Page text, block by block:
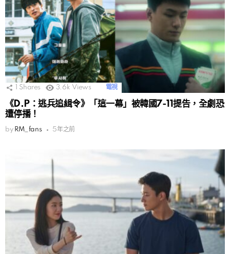
Shares 3.6k Views 電視
《D.P：逃兵追緝令》「這一幕」被韓國7-11提告，全劇恐
遭停播！
by RM_fans 5年之前